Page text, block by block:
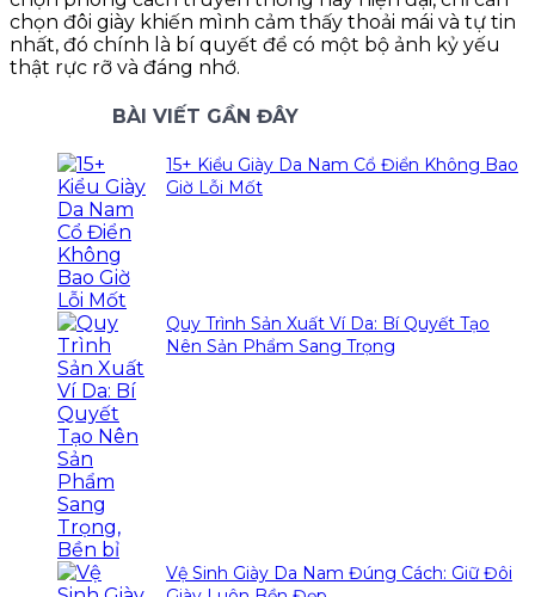
chọn đôi giày khiến mình cảm thấy thoải mái và tự tin
nhất, đó chính là bí quyết để có một bộ ảnh kỷ yếu
thật rực rỡ và đáng nhớ.
BÀI VIẾT GẦN ĐÂY
15+ Kiểu Giày Da Nam Cổ Điển Không Bao
Giờ Lỗi Mốt
Quy Trình Sản Xuất Ví Da: Bí Quyết Tạo
Nên Sản Phẩm Sang Trọng
Vệ Sinh Giày Da Nam Đúng Cách: Giữ Đôi